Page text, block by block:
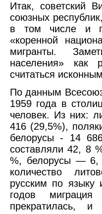
Итак, советский
союзных
в том числе и
«коренной
мигранты.
населения»
считаться
По данным
1959 года в
человек. Из них:
416 (29,5%),
белорусы - 14
составляли 42, 8
%, белорусы — 6,
количество
русским по языку
годов
прекратилась,